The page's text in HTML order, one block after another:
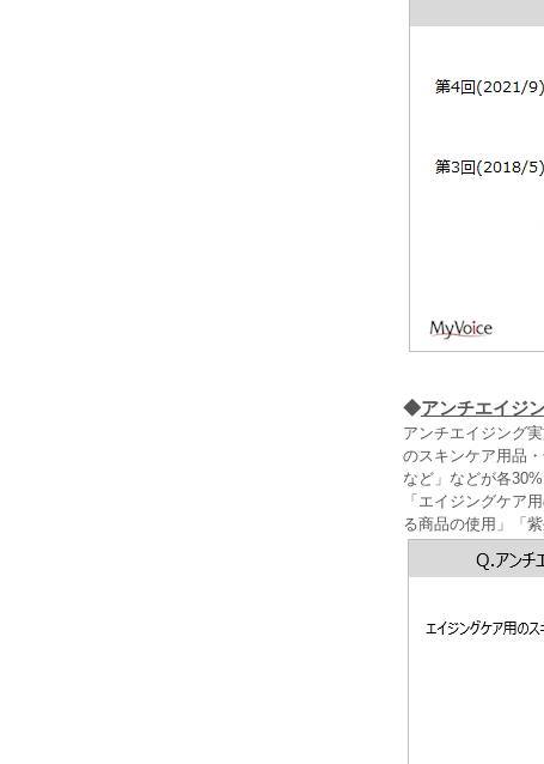
◆アンチエイジ
アンチエイジング
のスキンケア用品
など」などが各30%
「エイジングケア
る商品の使用」「